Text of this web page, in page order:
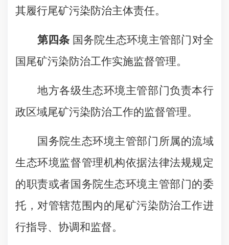
其履行尾矿污染防治主体责任。
第四条 国务院生态环境主管部门对全
国尾矿污染防治工作实施监督管理。
地方各级生态环境主管部门负责本行
政区域尾矿污染防治工作的监督管理。
国务院生态环境主管部门所属的流域
生态环境监督管理机构依据法律法规规定
的职责或者国务院生态环境主管部门的委
托，对管辖范围内的尾矿污染防治工作进
行指导、协调和监督。